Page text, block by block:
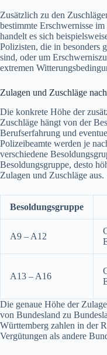
Zusätzlich zu den
bestimmte Erschwernisse
handelt es sich
Polizisten, die in besonders
sind, oder um
extremen
Zulagen und Zuschläge
Die konkrete Höhe der
Zuschläge hängt von der
Berufserfahrung und
Polizeibeamte werden je
verschiedene
Besoldungsgruppe, desto
Zulagen und Zuschläge aus.
Besoldungsgruppe
A9 – A12
A13 – A16
Die genaue Höhe der
von Bundesland zu
Württemberg zahlen in der
Vergütungen als andere